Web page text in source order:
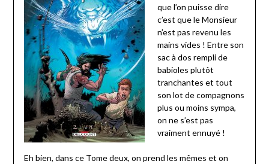
que l’on puisse dire
c’est que le Monsieur
n’est pas revenu les
mains vides ! Entre son
sac à dos rempli de
babioles plutôt
tranchantes et tout
son lot de compagnons
plus ou moins sympa,
on ne s’est pas
vraiment ennuyé !
Eh bien, dans ce Tome deux, on prend les mêmes et on